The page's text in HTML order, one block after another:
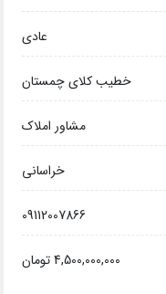
عادی
خطیب کلای چمستان
مشاور املاک
خراسانی
09112007866
4,500,000,000 تومان